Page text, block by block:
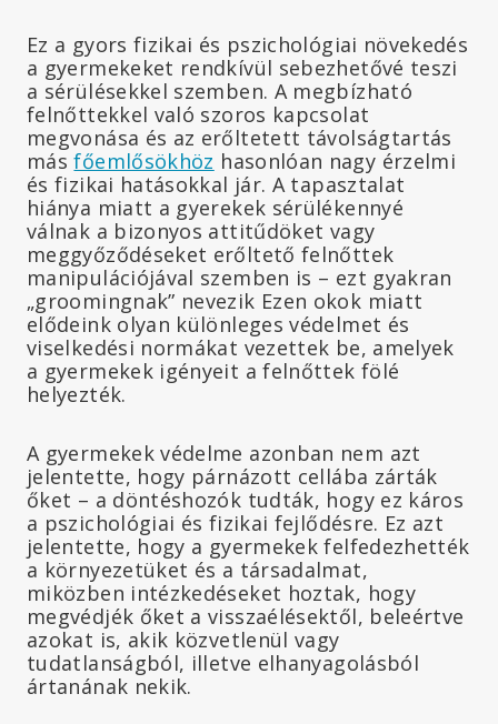
Ez a gyors fizikai és pszichológiai növekedés
a gyermekeket rendkívül sebezhetővé teszi
a sérülésekkel szemben. A megbízható
felnőttekkel való szoros kapcsolat
megvonása és az erőltetett távolságtartás
másfőemlősökhöz hasonlóan nagy érzelmi
és fizikai hatásokkal jár. A tapasztalat
hiánya miatt a gyerekek sérülékennyé
válnak a bizonyos attitűdöket vagy
meggyőződéseket erőltető felnőttek
manipulációjával szemben is – ezt gyakran
„groomingnak” nevezik Ezen okok miatt
elődeink olyan különleges védelmet és
viselkedési normákat vezettek be, amelyek
a gyermekek igényeit a felnőttek fölé
helyezték.
A gyermekek védelme azonban nem azt
jelentette, hogy párnázott cellába zárták
őket – a döntéshozók tudták, hogy ez káros
a pszichológiai és fizikai fejlődésre. Ez azt
jelentette, hogy a gyermekek felfedezhették
a környezetüket és a társadalmat,
miközben intézkedéseket hoztak, hogy
megvédjék őket a visszaélésektől, beleértve
azokat is, akik közvetlenül vagy
tudatlanságból, illetve elhanyagolásból
ártanának nekik.